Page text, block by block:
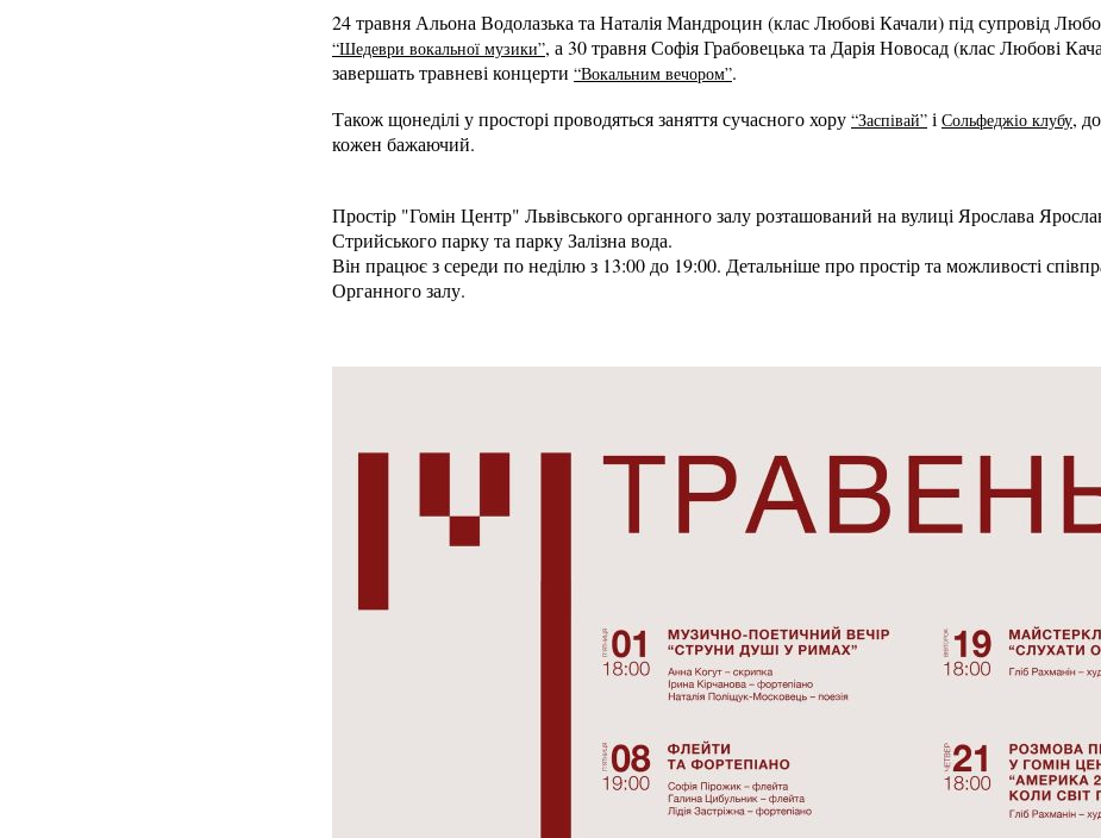
24 травня ​Альона Водолазька та ​Наталія Мандроцин (клас Любові Качали) під супровід
“Шедеври вокальної музики”, а 30 травня Софія Грабовецька та Дарія Новосад (клас Любові
завершать травневі концерти “Вокальним вечором”.
Також щонеділі у просторі проводяться заняття сучасного хору “Заспівай” і Сольфеджіо клубу,
кожен бажаючий.
Простір "Гомін Центр" Львівського органного залу розташований на вулиці Ярослава
Стрийського парку та парку Залізна вода.
Він працює з середи по неділю з 13:00 до 19:00. Детальніше про простір та можливості
Органного залу.